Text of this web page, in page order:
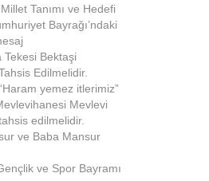
Tanımı ve Hedefi
Bayrağı’ndaki
Tekesi Bektaşi
Edilmelidir.
yemez itlerimiz”
Mevlevi
edilmelidir.
ve Baba Mansur
ve Spor Bayramı